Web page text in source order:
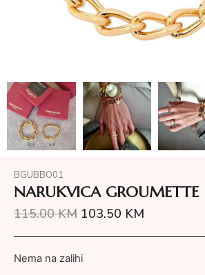
BGUBBO01
NARUKVICA GROUMETTE
115.00KM 103.50 KM
Nema na zalihi